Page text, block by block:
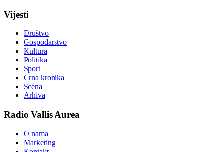
Vijesti
Društvo
Gospodarstvo
Kultura
Politika
Sport
Crna kronika
Scena
Arhiva
Radio Vallis Aurea
O nama
Marketing